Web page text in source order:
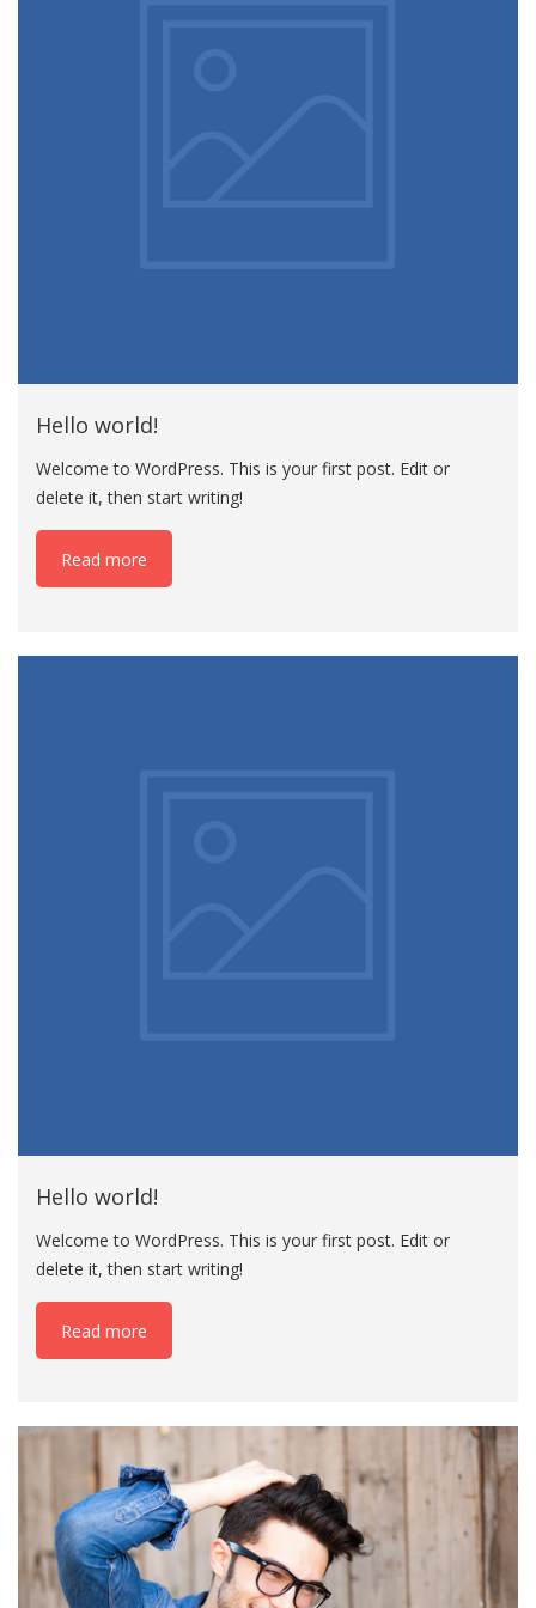
Hello world!
Welcome to WordPress. This is your first post. Edit or
delete it, then start writing!
Read more
Hello world!
Welcome to WordPress. This is your first post. Edit or
delete it, then start writing!
Read more